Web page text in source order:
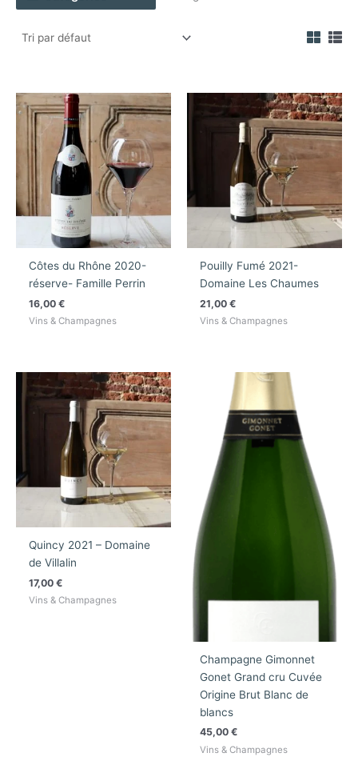
Côtes du Rhône 2020-
réserve- Famille Perrin
16,00€
Vins & Champagnes
Pouilly Fumé 2021-
Domaine Les Chaumes
21,00€
Vins & Champagnes
Quincy 2021 – Domaine
de Villalin
17,00€
Vins & Champagnes
Champagne Gimonnet
Gonet Grand cru Cuvée
Origine Brut Blanc de
blancs
45,00€
Vins & Champagnes